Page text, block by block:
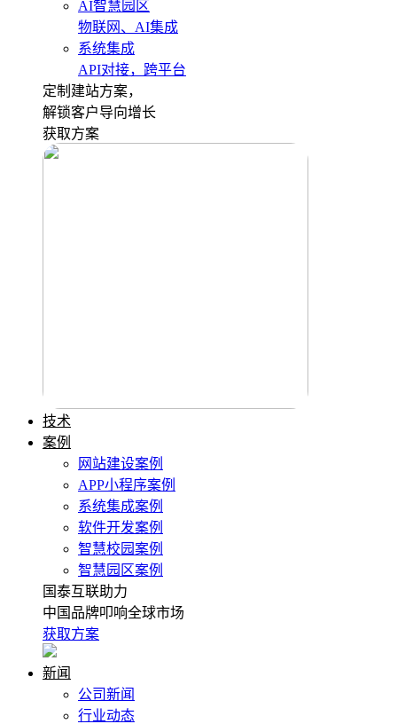
AI智慧园区
物联网、AI集成
系统集成
API对接，跨平台
定制建站方案，
解锁客户导向增长
获取方案
技术
案例
网站建设案例
APP小程序案例
系统集成案例
软件开发案例
智慧校园案例
智慧园区案例
国泰互联助力
中国品牌叩响全球市场
获取方案
新闻
公司新闻
行业动态